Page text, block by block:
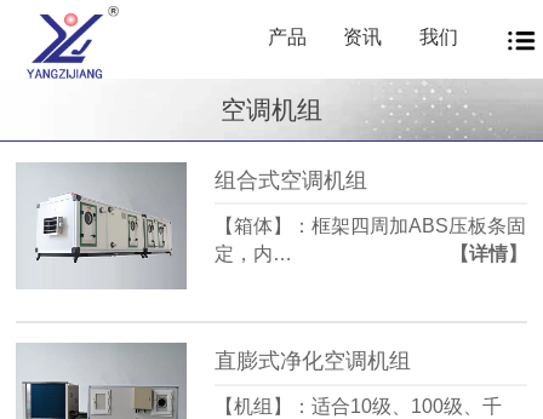
产品 资讯 我们
空调机组
组合式空调机组
【箱体】：框架四周加ABS压板条固
定，内…
【详情】
直膨式净化空调机组
【机组】：适合10级、100级、千